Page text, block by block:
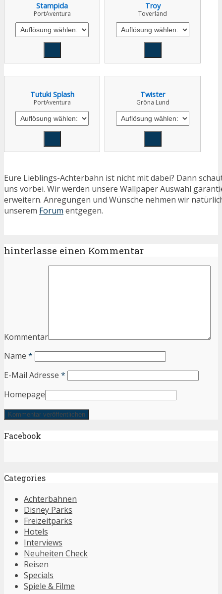
Stampida
PortAventura
Troy
Toverland
Tutuki Splash
PortAventura
Twister
Gröna Lund
Eure Lieblings-Achterbahn ist nicht mit dabei? Dann
uns vorbei. Wir werden unsere Wallpaper Auswahl
erweitern. Anregungen und Wünsche nehmen wir
unserem Forum entgegen.
hinterlasse einen Kommentar
Kommentar
Name *
E-Mail Adresse *
Homepage
Facebook
Categories
Achterbahnen
Disney Parks
Freizeitparks
Hotels
Interviews
Neuheiten Check
Reisen
Specials
Spiele & Filme